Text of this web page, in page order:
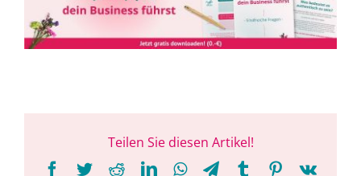
Teilen Sie diesen Artikel!
Facebook
TwitterRedditLinkedInWhatsAppTelegram
TumblrPinterest
Vk